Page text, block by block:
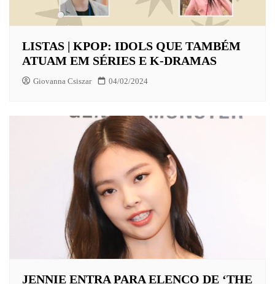
LISTAS | KPOP: IDOLS QUE TAMBÉM
ATUAM EM SÉRIES E K-DRAMAS
Giovanna Csiszar 04/02/2024
JENNIE ENTRA PARA ELENCO DE ‘THE